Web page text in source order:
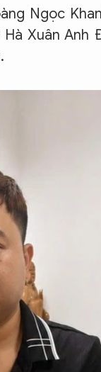
Ngọc
Xuân Anh